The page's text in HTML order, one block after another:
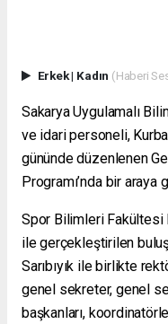
Erkek| Kadın (Haberi
Sakarya Uygulamalı
ve idari personeli,
gününde düzenlenen
Programı’nda bir araya
Spor Bilimleri Fakültesi
ile gerçekleştirilen
Sarıbıyık ile birlikte
genel sekreter, genel
başkanları,